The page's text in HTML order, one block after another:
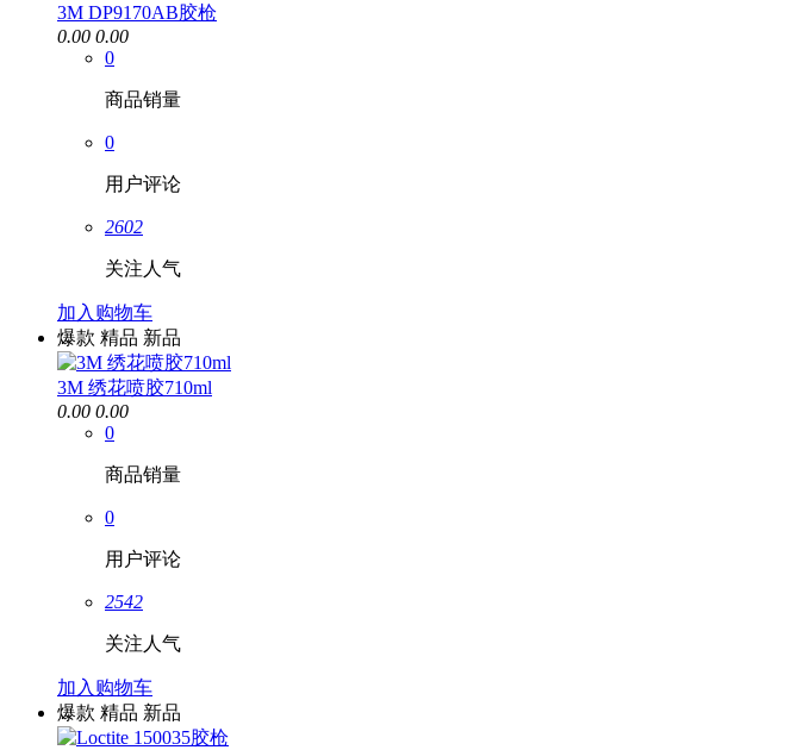
3M DP9170AB胶枪
0.00 0.00
0
商品销量
0
用户评论
2602
关注人气
加入购物车
爆款 精品 新品
3M 绣花喷胶710ml
0.00 0.00
0
商品销量
0
用户评论
2542
关注人气
加入购物车
爆款 精品 新品